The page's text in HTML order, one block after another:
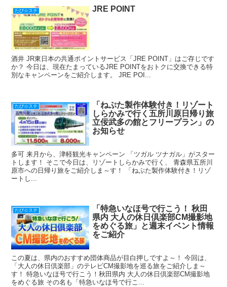
k
たび☆ステ JRE POINT
酒井 JR東日本の共通ポイントサービス「JRE POINT」はご存じです
か？ 今日は、現在たまっているJRE POINTをおトクに交換できる特
別なキャンペーンをご紹介します。 JRE POI...
たび☆ステ
「ねぷた製作体験付き！リゾート
しらかみで行く五所川原日帰り旅
立佞武多の館とフリープラン」の
お知らせ
多可 来月から、津軽観光キャンペーン 「ツガル ツナガル」がスター
トします！ そこで今日は、リゾートしらかみで行く、 青森県五所川
原市への日帰り旅をご紹介しま～す！ 「ねぷた製作体験付き！リゾ
ートし...
たび☆ステ
「特急いなほ号で行こう！ 秋田
県内 大人の休日倶楽部CM撮影地
をめぐる旅」と週末イベント情報
をご紹介
この夏は、県内のおすすめ団体商品が目白押しですよ～！ 今回は、
「大人の休日倶楽部」のテレビCM撮影地を巡る旅をご紹介しま～
す！ 特急いなほ号で行こう！秋田県内 大人の休日倶楽部CM撮影地
をめぐる旅 その名も「特急いなほ号で行こ...